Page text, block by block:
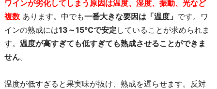
ワインが劣化してしまう原因は温度、湿度、振動、光など
複数 あります。中でも一番大きな要因は「温度」 です。ワ
インの熟成には13～15℃で安定 していることが求められま
す。 温度が高すぎても低すぎても熟成させることができま
せん。
温度が低すぎると果実味が抜け、熟成を遅らせます。反対